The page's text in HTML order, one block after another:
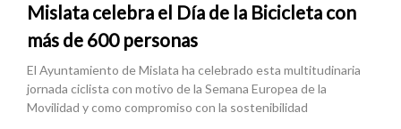
Mislata celebra el Día de la Bicicleta con
más de 600 personas
El Ayuntamiento de Mislata ha celebrado esta multitudinaria
jornada ciclista con motivo de la Semana Europea de la
Movilidad y como compromiso con la sostenibilidad